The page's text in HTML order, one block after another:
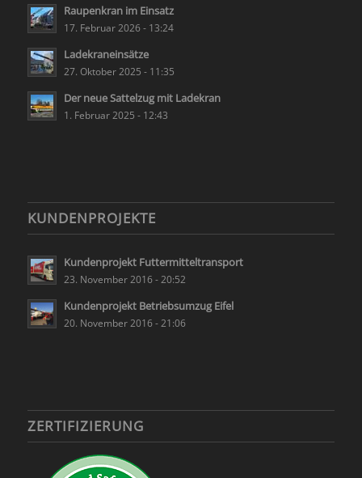
Raupenkran im Einsatz
17. Februar 2026 - 13:24
Ladekraneinsätze
27. Oktober 2025 - 11:35
Der neue Sattelzug mit Ladekran
1. Februar 2025 - 12:43
KUNDENPROJEKTE
Kundenprojekt Futtermitteltransport
23. November 2016 - 20:52
Kundenprojekt Betriebsumzug Eifel
20. November 2016 - 21:06
ZERTIFIZIERUNG